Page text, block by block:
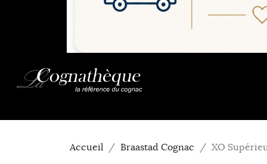
Accueil Braastad Cognac XO